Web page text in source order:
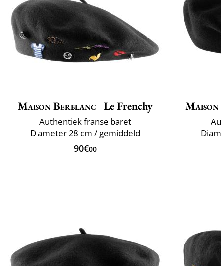
Maison Berblanc Le Frenchy
Authentiek franse baret
Diameter 28 cm / gemiddeld
90€00